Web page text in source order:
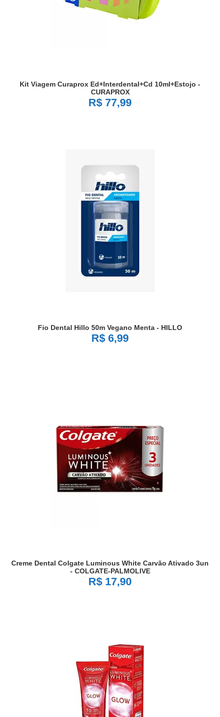
Kit Viagem Curaprox Ed+interdental+cd 10ml+estojo -
CURAPROX
R$ 77,99
Fio Dental Hillo 50m Vegano Menta - HILLO
R$ 6,99
Creme Dental Colgate Luminous White Carvão Ativado 3un
- COLGATE-PALMOLIVE
R$ 17,90